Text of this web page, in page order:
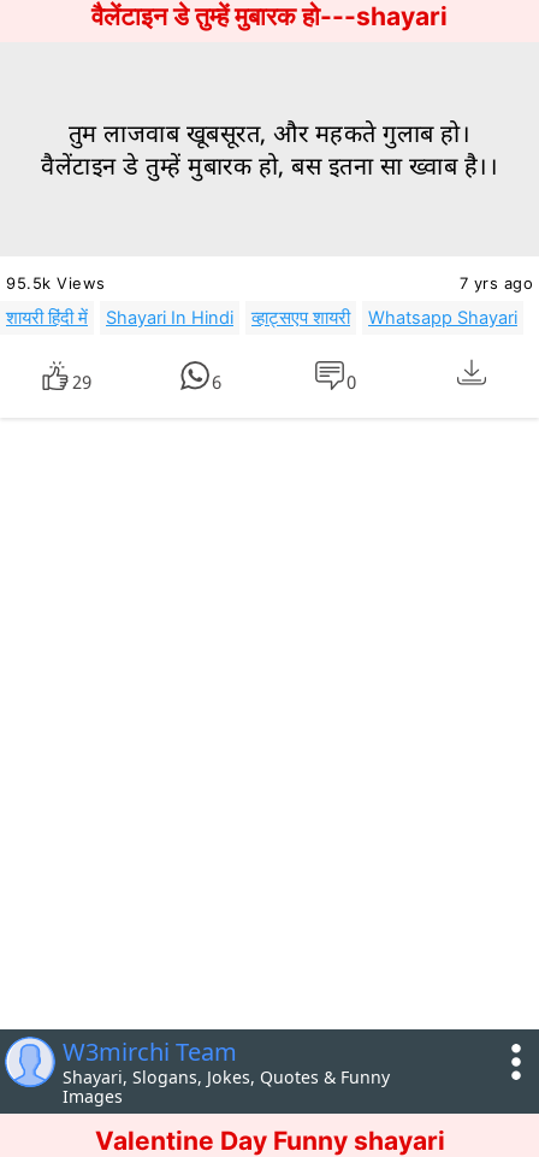
वैलेंटाइन डे तुम्हें मुबारक हो---shayari
तुम लाजवाब खूबसूरत, और महकते गुलाब हो।
वैलेंटाइन डे तुम्हें मुबारक हो, बस इतना सा ख्वाब है।।
95.5k Views 7 yrs ago
शायरी हिंदी में Shayari In Hindi व्हाट्सएप शायरी Whatsapp Shayari
29 6 0
W3mirchi Team
Shayari, Slogans, Jokes, Quotes & Funny
Images
Valentine Day Funny shayari